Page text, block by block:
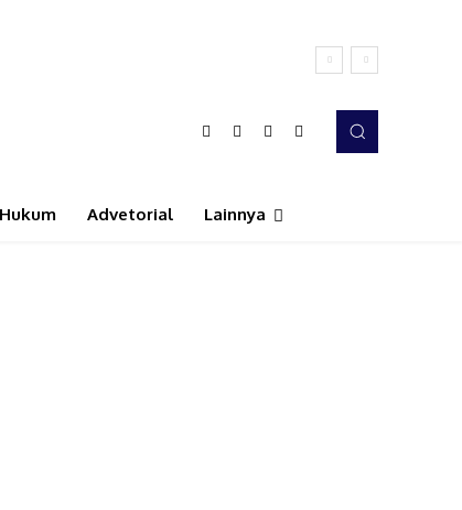
Hukum Advetorial Lainnya